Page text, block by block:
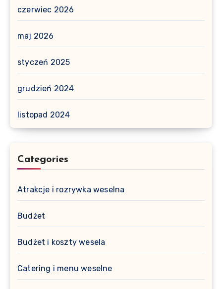
czerwiec 2026
maj 2026
styczeń 2025
grudzień 2024
listopad 2024
Categories
Atrakcje i rozrywka weselna
Budżet
Budżet i koszty wesela
Catering i menu weselne